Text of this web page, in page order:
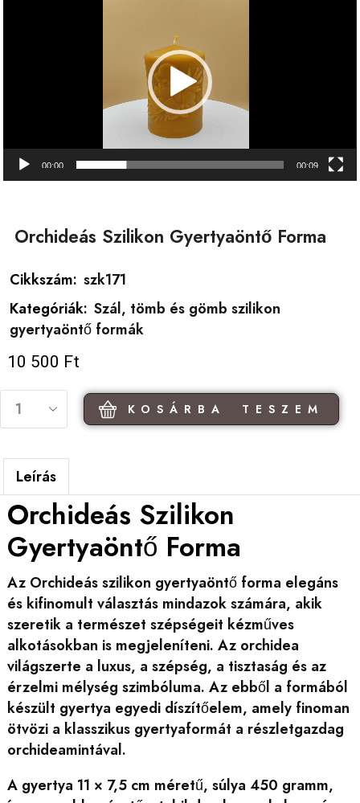
00:00 00:09
Orchideás Szilikon Gyertyaöntő Forma
Cikkszám: szk171
Kategóriák: Szál, tömb és gömb szilikon
gyertyaöntő formák
10 500 Ft
KOSÁRBA TESZEM
Leírás
Orchideás Szilikon
Gyertyaöntő Forma
Az Orchideás szilikon gyertyaöntő forma elegáns
és kifinomult választás mindazok számára, akik
szeretik a természet szépségeit kézműves
alkotásokban is megjeleníteni. Az orchidea
világszerte a luxus, a szépség, a tisztaság és az
érzelmi mélység szimbóluma. Az ebből a formából
készült gyertya egyedi díszítőelem, amely finoman
ötvözi a klasszikus gyertyaformát a részletgazdag
orchideamintával.
A gyertya 11 × 7,5 cm méretű, súlya 450 gramm,